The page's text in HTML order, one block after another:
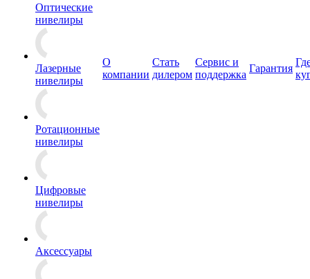
Оптические
нивелиры
Лазерные
нивелиры
Ротационные
нивелиры
Цифровые
нивелиры
Аксессуары
О
компании
Стать
дилером
Сервис и
поддержка
Гарантия